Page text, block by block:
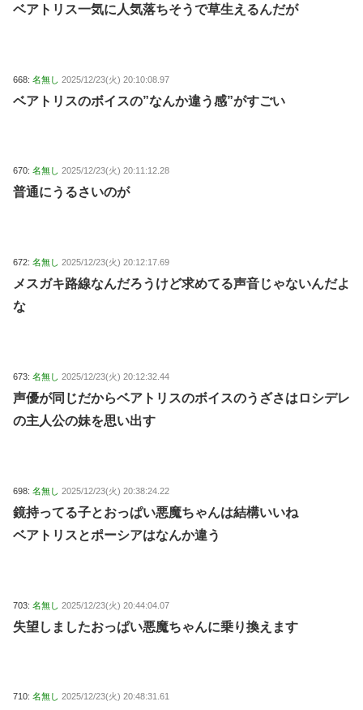
ベアトリス一気に人気落ちそうで草生えるんだが
668: 名無し 2025/12/23(火) 20:10:08.97
ベアトリスのボイスの”なんか違う感”がすごい
670: 名無し 2025/12/23(火) 20:11:12.28
普通にうるさいのが
672: 名無し 2025/12/23(火) 20:12:17.69
メスガキ路線なんだろうけど求めてる声音じゃないんだよ
な
673: 名無し 2025/12/23(火) 20:12:32.44
声優が同じだからベアトリスのボイスのうざさはロシデレ
の主人公の妹を思い出す
698: 名無し 2025/12/23(火) 20:38:24.22
鏡持ってる子とおっぱい悪魔ちゃんは結構いいね
ベアトリスとポーシアはなんか違う
703: 名無し 2025/12/23(火) 20:44:04.07
失望しましたおっぱい悪魔ちゃんに乗り換えます
710: 名無し 2025/12/23(火) 20:48:31.61